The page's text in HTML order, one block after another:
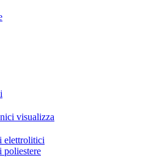
visualizza
elettrolitici
poliestere